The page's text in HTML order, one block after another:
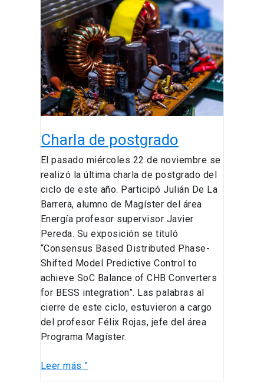
Charla de postgrado
El pasado miércoles 22 de noviembre se
realizó la última charla de postgrado del
ciclo de este año. Participó Julián De La
Barrera, alumno de Magíster del área
Energía profesor supervisor Javier
Pereda. Su exposición se tituló
“Consensus Based Distributed Phase-
Shifted Model Predictive Control to
achieve SoC Balance of CHB Converters
for BESS integration”. Las palabras al
cierre de este ciclo, estuvieron a cargo
del profesor Félix Rojas, jefe del área
Programa Magíster.
de
postgrado
Leer más ”